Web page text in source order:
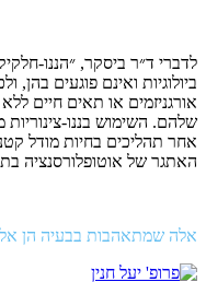
לדברי ד״ר ביסקר, ״הננו-
ביולוגיות ואינם פוגעים
אורגניזמים או תאים חיים
שלהם. השימוש בננו-
אחר תהליכים בחיות מודל
האתגר של אוטופלורסנציה
אלה שמתאהבות בבעיה הן